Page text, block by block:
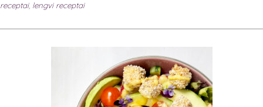
receptai, lengvi receptai